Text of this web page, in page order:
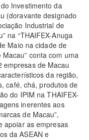
Investimento da
(doravante designado
Industrial de
na “THAIFEX-Anuga
Maio na cidade de
conta com uma
empresas de Macau
da região,
café, chá, produtos de
do IPIM na THAIFEX-
inerentes aos
de Macau”,
apoiar as empresas
da ASEAN e